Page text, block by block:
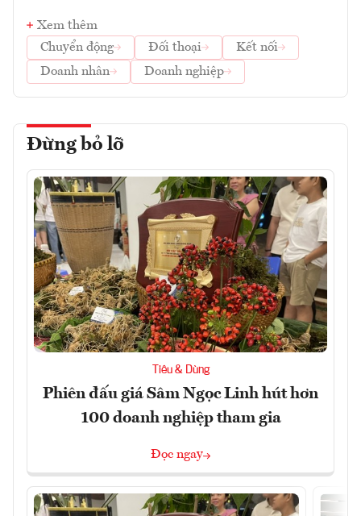
Xem thêm
Chuyển động
Đối thoại
Kết nối
Doanh nhân
Doanh nghiệp
Đừng bỏ lỡ
Tiêu & Dùng
Phiên đấu giá Sâm Ngọc Linh hút hơn
100 doanh nghiệp tham gia
Đọc ngay